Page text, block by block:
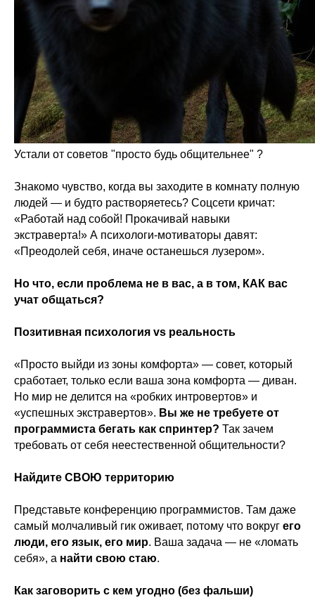
Устали от советов "просто будь общительнее" ?
Знакомо чувство, когда вы заходите в комнату полную
людей — и будто растворяетесь? Соцсети кричат:
«Работай над собой! Прокачивай навыки
экстраверта!» А психологи-мотиваторы давят:
«Преодолей себя, иначе останешься лузером».
Но что, если проблема не в вас, а в том, КАК вас
учат общаться?
Позитивная психология vs реальность
«Просто выйди из зоны комфорта» — совет, который
сработает, только если ваша зона комфорта — диван.
Но мир не делится на «робких интровертов» и
«успешных экстравертов». Вы же не требуете от
программиста бегать как спринтер? Так зачем
требовать от себя неестественной общительности?
Найдите СВОЮ территорию
Представьте конференцию программистов. Там даже
самый молчаливый гик оживает, потому что вокруг его
люди, его язык, его мир. Ваша задача — не «ломать
себя», а найти свою стаю.
Как заговорить с кем угодно (без фальши)